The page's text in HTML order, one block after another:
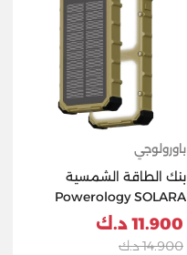
باورولوجي
بنك الطاقة الشمسية
Powerology SOLARA
بسعة 20000 مللي أمبير
11.900 د.ك
14.900 د.ك